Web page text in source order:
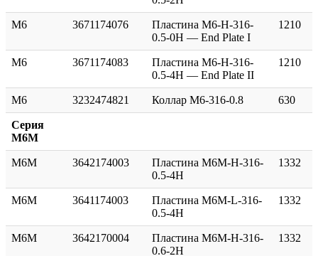
M6 3671174076
Пластина M6-H-316-
0.5-0H — End Plate I
1210
M6 3671174083
Пластина M6-H-316-
0.5-4H — End Plate II
1210
M6 3232474821 Коллар M6-316-0.8 630
Серия
M6M
M6M 3642174003
Пластина M6M-H-316-
0.5-4H
1332
M6M 3641174003
Пластина M6M-L-316-
0.5-4H
1332
M6M 3642170004
Пластина M6M-H-316-
0.6-2H
1332